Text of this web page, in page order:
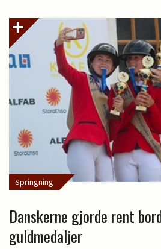
Springning
Danskerne gjorde rent
guldmedaljer